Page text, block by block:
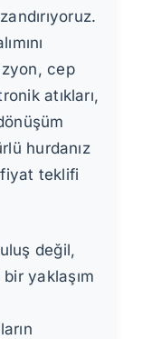
cep
atıkları,
hurdanız
teklifi
değil,
yaklaşım